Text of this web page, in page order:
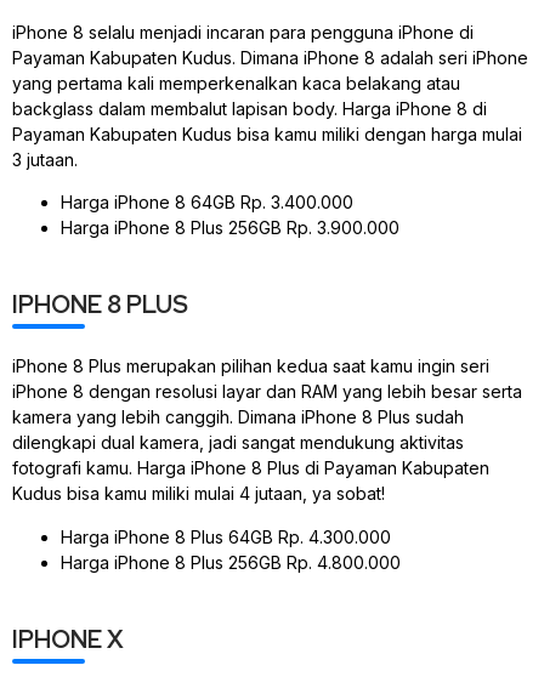
iPhone 8 selalu menjadi incaran para pengguna iPhone di
Payaman Kabupaten Kudus. Dimana iPhone 8 adalah seri iPhone
yang pertama kali memperkenalkan kaca belakang atau
backglass dalam membalut lapisan body. Harga iPhone 8 di
Payaman Kabupaten Kudus bisa kamu miliki dengan harga mulai
3 jutaan.
Harga iPhone 8 64GB Rp. 3.400.000
Harga iPhone 8 Plus 256GB Rp. 3.900.000
IPHONE 8 PLUS
iPhone 8 Plus merupakan pilihan kedua saat kamu ingin seri
iPhone 8 dengan resolusi layar dan RAM yang lebih besar serta
kamera yang lebih canggih. Dimana iPhone 8 Plus sudah
dilengkapi dual kamera, jadi sangat mendukung aktivitas
fotografi kamu. Harga iPhone 8 Plus di Payaman Kabupaten
Kudus bisa kamu miliki mulai 4 jutaan, ya sobat!
Harga iPhone 8 Plus 64GB Rp. 4.300.000
Harga iPhone 8 Plus 256GB Rp. 4.800.000
IPHONE X